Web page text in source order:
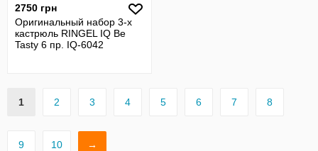
2750 грн
Оригинальный набор 3-х
кастрюль RINGEL IQ Be
Tasty 6 пр. IQ-6042
1 2 3 4 5 6 7 8
9 10 →